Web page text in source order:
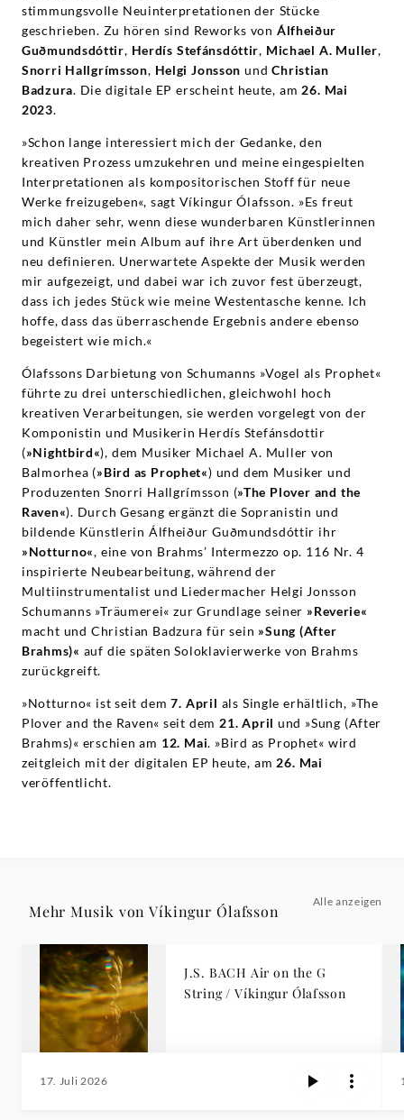
stimmungsvolle Neuinterpretationen der Stücke
geschrieben. Zu hören sind Reworks von Álfheiður
Guðmundsdóttir, Herdís Stefánsdóttir, Michael A. Muller,
Snorri Hallgrímsson, Helgi Jonsson undChristian
Badzura. Die digitale EP erscheint heute, am 26. Mai
2023.
»Schon lange interessiert mich der Gedanke, den
kreativen Prozess umzukehren und meine eingespielten
Interpretationen als kompositorischen Stoff für neue
Werke freizugeben«, sagt Víkingur Ólafsson. »Es freut
mich daher sehr, wenn diese wunderbaren Künstlerinnen
und Künstler mein Album auf ihre Art überdenken und
neu definieren. Unerwartete Aspekte der Musik werden
mir aufgezeigt, und dabei war ich zuvor fest überzeugt,
dass ich jedes Stück wie meine Westentasche kenne. Ich
hoffe, dass das überraschende Ergebnis andere ebenso
begeistert wie mich.«
Ólafssons Darbietung von Schumanns »Vogel als Prophet«
führte zu drei unterschiedlichen, gleichwohl hoch
kreativen Verarbeitungen, sie werden vorgelegt von der
Komponistin und Musikerin Herdís Stefánsdottir
(»Nightbird«), dem Musiker Michael A. Muller von
Balmorhea (»Bird as Prophet«) und dem Musiker und
Produzenten Snorri Hallgrímsson (»The Plover and the
Raven«). Durch Gesang ergänzt die Sopranistin und
bildende Künstlerin Álfheiður Guðmundsdóttir ihr
»Notturno«, eine von Brahms’ Intermezzo op. 116 Nr. 4
inspirierte Neubearbeitung, während der
Multiinstrumentalist und Liedermacher Helgi Jonsson
Schumanns »Träumerei« zur Grundlage seiner »Reverie«
macht und Christian Badzura für sein »Sung (After
Brahms)« auf die späten Soloklavierwerke von Brahms
zurückgreift.
»Notturno« ist seit dem7. April als Single erhältlich, »The
Plover and the Raven« seit dem 21. April und »Sung (After
Brahms)« erschien am 12. Mai. »Bird as Prophet« wird
zeitgleich mit der digitalen EP heute, am 26. Mai
veröffentlicht.
Mehr Musik von Víkingur Ólafsson
Alle anzeigen
J.S. BACH Air on the G
String / Víkingur Ólafsson
17. Juli 2026